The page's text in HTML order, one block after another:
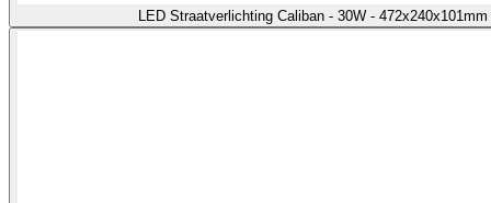
LED Straatverlichting Caliban - 30W -